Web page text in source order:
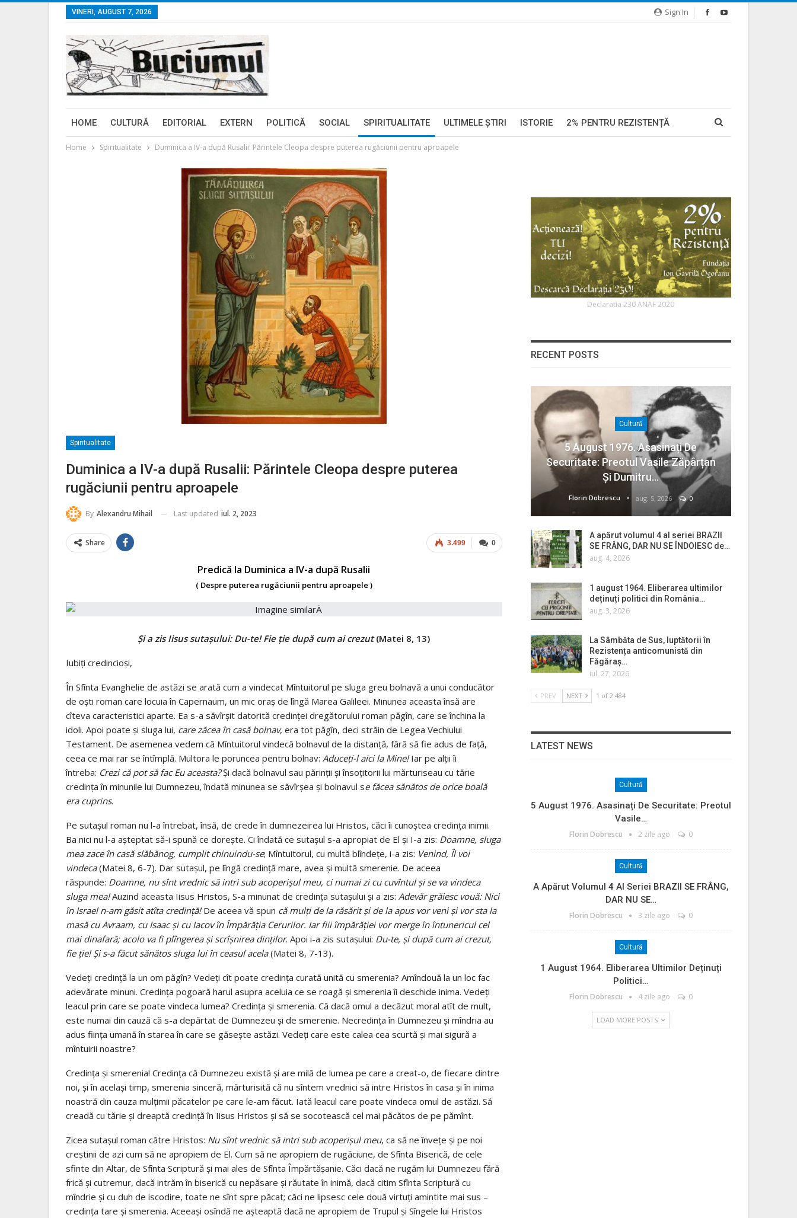
Sign In
VINERI, AUGUST 7, 2026
HOME CULTURĂ EDITORIAL EXTERN POLITICĂ SOCIAL SPIRITUALITATE ULTIMELE ŞTIRI ISTORIE 2% PENTRU REZISTENȚĂ
Home Spiritualitate Duminica a IV-a după Rusalii: Părintele Cleopa despre puterea rugăciunii pentru aproapele
Spiritualitate
Duminica a IV-a după Rusalii: Părintele Cleopa despre puterea
rugăciunii pentru aproapele
By Alexandru Mihail Last updated iul. 2, 2023
0
3.499
Share
Predică la Duminica a IV-a după Rusalii
( Despre puterea rugăciunii pentru aproapele )
Şi a zis Iisus sutaşului: Du-te! Fie ţie după cum ai crezut(Matei 8, 13)
Iubiţi credincioşi,
În Sfînta Evanghelie de astăzi se arată cum a vindecat Mîntuitorul pe sluga greu bolnavă a unui conducător
de oşti roman care locuia în Capernaum, un mic oraş de lîngă Marea Galileei. Minunea aceasta însă are
cîteva caracteristici aparte. Ea s-a săvîrşit datorită credinţei dregătorului roman păgîn, care se închina la
idoli. Apoi poate şi sluga lui, care zăcea în casă bolnav, era tot păgîn, deci străin de Legea Vechiului
Testament. De asemenea vedem că Mîntuitorul vindecă bolnavul de la distanţă, fără să fie adus de faţă,
ceea ce mai rar se întîmplă. Multora le poruncea pentru bolnav: Aduceţi-l aici la Mine!Iar pe alţii îi
întreba: Crezi că pot să fac Eu aceasta?Şi dacă bolnavul sau părinţii şi însoţitorii lui mărturiseau cu tărie
credinţa în minunile lui Dumnezeu, îndată minunea se săvîrşea şi bolnavul se făcea sănătos de orice boală
era cuprins.
Pe sutaşul roman nu l-a întrebat, însă, de crede în dumnezeirea lui Hristos, căci îi cunoştea credinţa inimii.
Ba nici nu l-a aşteptat să-i spună ce doreşte. Ci îndată ce sutaşul s-a apropiat de El şi I-a zis: Doamne, sluga
mea zace în casă slăbănog, cumplit chinuindu-se; Mîntuitorul, cu multă blîndeţe, i-a zis: Venind, Îl voi
vindeca(Matei 8, 6-7). Dar sutaşul, pe lîngă credinţă mare, avea şi multă smerenie. De aceea
răspunde: Doamne, nu sînt vrednic să intri sub acoperişul meu, ci numai zi cu cuvîntul şi se va vindeca
sluga mea!Auzind aceasta Iisus Hristos, S-a minunat de credinţa sutaşului şi a zis: Adevăr grăiesc vouă: Nici
în Israel n-am găsit atîta credinţă!De aceea vă spun că mulţi de la răsărit şi de la apus vor veni şi vor sta la
masă cu Avraam, cu Isaac şi cu Iacov în Împărăţia Cerurilor. Iar fiii împărăţiei vor merge în întunericul cel
mai dinafară; acolo va fi plîngerea şi scrîşnirea dinţilor. Apoi i-a zis sutaşului: Du-te, şi după cum ai crezut,
fie ţie! Şi s-a făcut sănătos sluga lui în ceasul acela(Matei 8, 7-13).
Vedeţi credinţă la un om păgîn? Vedeţi cît poate credinţa curată unită cu smerenia? Amîndouă la un loc fac
adevărate minuni. Credinţa pogoară harul asupra aceluia ce se roagă şi smerenia îi deschide inima. Vedeţi
leacul prin care se poate vindeca lumea? Credinţa şi smerenia. Că dacă omul a decăzut moral atît de mult,
este numai din cauză că s-a depărtat de Dumnezeu şi de smerenie. Necredinţa în Dumnezeu şi mîndria au
adus fiinţa umană în starea în care se găseşte astăzi. Vedeţi care este calea cea scurtă şi mai sigură a
mîntuirii noastre?
Credinţa şi smerenia! Credinţa că Dumnezeu există şi are milă de lumea pe care a creat-o, de fiecare dintre
noi, şi în acelaşi timp, smerenia sinceră, mărturisită că nu sîntem vrednici să intre Hristos în casa şi în inima
noastră din cauza mulţimii păcatelor pe care le-am făcut. Iată leacul care poate vindeca omul de astăzi. Să
creadă cu tărie şi dreaptă credinţă în Iisus Hristos şi să se socotească cel mai păcătos de pe pămînt.
Zicea sutaşul roman către Hristos: Nu sînt vrednic să intri sub acoperişul meu, ca să ne înveţe şi pe noi
creştinii de azi cum să ne apropiem de El. Cum să ne apropiem de rugăciune, de Sfînta Biserică, de cele
sfinte din Altar, de Sfînta Scriptură şi mai ales de Sfînta Împărtăşanie. Căci dacă ne rugăm lui Dumnezeu fără
frică şi cutremur, dacă intrăm în biserică cu nepăsare şi răutate în inimă, dacă citim Sfînta Scriptură cu
mîndrie şi cu duh de iscodire, toate ne sînt spre păcat; căci ne lipsesc cele două virtuţi amintite mai sus –
credinţa tare şi smerenia. Aceeaşi osîndă ne aşteaptă dacă ne apropiem de Trupul şi Sîngele lui Hristos
Declaratia 230 ANAF 2020
RECENT POSTS
Cultură
5 August 1976. Asasinați De
Securitate: Preotul Vasile Zăpârțan
Și Dumitru…
Florin Dobrescu aug. 5, 2026 0
A apărut volumul 4 al seriei BRAZII
SE FRÂNG, DAR NU SE ÎNDOIESC de…
aug. 4, 2026
1 august 1964. Eliberarea ultimilor
deținuți politici din România…
aug. 3, 2026
La Sâmbăta de Sus, luptătorii în
Rezistența anticomunistă din
Făgăraș…
iul. 27, 2026
PREV NEXT 1 of 2.484
LATEST NEWS
Cultură
5 August 1976. Asasinați De Securitate: Preotul
Vasile…
Florin Dobrescu 2 zile ago 0
Cultură
A Apărut Volumul 4 Al Seriei BRAZII SE FRÂNG,
DAR NU SE…
Florin Dobrescu 3 zile ago 0
Cultură
1 August 1964. Eliberarea Ultimilor Deținuți
Politici…
Florin Dobrescu 4 zile ago 0
LOAD MORE POSTS